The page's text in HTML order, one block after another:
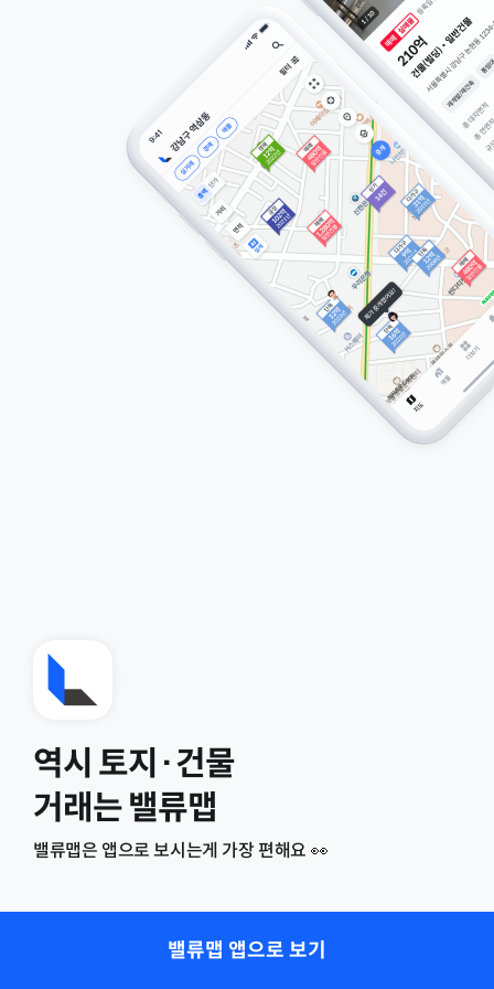
역시 토지·건물
거래는 밸류맵
밸류맵은 앱으로 보시는게 가장 편해요 👀
밸류맵 앱으로 보기